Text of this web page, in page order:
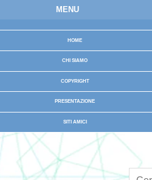
MENU
HOME
CHI SIAMO
COPYRIGHT
PRESENTAZIONE
SITI AMICI